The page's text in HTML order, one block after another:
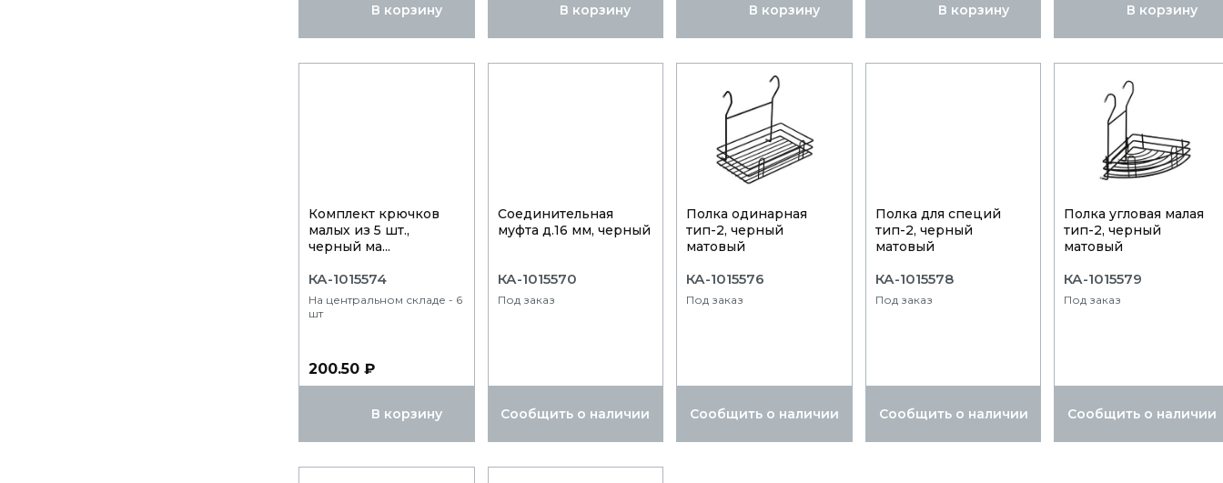
В корзину В корзину В корзину В корзину В корзину
Комплект крючков
малых из 5 шт.,
черный ма...
КА-1015574
На центральном складе - 6
шт
200.50 ₽
В корзину
Соединительная
муфта д.16 мм, черный
КА-1015570
Под заказ
Сообщить о наличии
Полка одинарная
тип-2, черный
матовый
КА-1015576
Под заказ
Сообщить о наличии
Полка для специй
тип-2, черный
матовый
КА-1015578
Под заказ
Сообщить о наличии
Полка угловая малая
тип-2, черный
матовый
КА-1015579
Под заказ
Сообщить о наличии